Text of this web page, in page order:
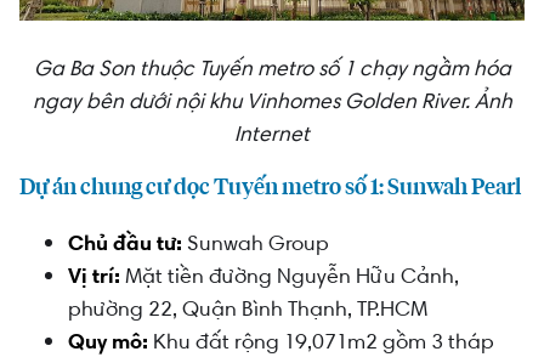
Ga Ba Son thuộc Tuyến metro số 1 chạy ngầm hóa
ngay bên dưới nội khu Vinhomes Golden River. Ảnh
Internet
Dự án chung cư dọc Tuyến metro số 1: Sunwah Pearl
Chủ đầu tư: Sunwah Group
Vị trí: Mặt tiền đường Nguyễn Hữu Cảnh,
phường 22, Quận Bình Thạnh, TP.HCM
Quy mô: Khu đất rộng 19,071m2 gồm 3 tháp